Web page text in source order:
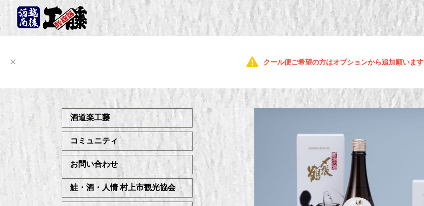
クール便ご希望の方はオプションから追加願います
酒道楽工藤
コミュニティ
お問い合わせ
鮭・酒・人情 村上市観光協会